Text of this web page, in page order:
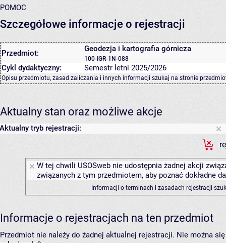
POMOC
Szczegółowe informacje o rejestracji
Przedmiot: Geodezja i kartografia górnicza
100-IGR-1N-088
Cykl dydaktyczny: Semestr letni 2025/2026
Opisu przedmiotu, zasad zaliczania i innych informacji szukaj na stronie
Aktualny stan oraz możliwe akcje
Aktualny tryb rejestracji:
W tej chwili USOSweb nie udostępnia żadnej akcji
związanych z tym przedmiotem, aby poznać dokładne
Informacji o terminach i zasadach rejestracji
Informacje o rejestracjach na ten przedmiot
Przedmiot nie należy do żadnej aktualnej rejestracji. Nie można